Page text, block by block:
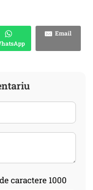
Email
caractere 1000